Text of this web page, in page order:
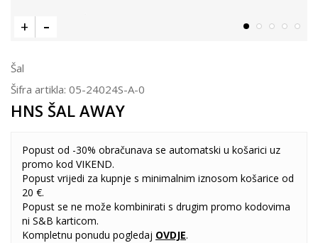
Šal
Šifra artikla: 05-24024S-A-0
HNS ŠAL AWAY
Popust od -30% obračunava se automatski u košarici uz
promo kod VIKEND.
Popust vrijedi za kupnje s minimalnim iznosom košarice od
20 €.
Popust se ne može kombinirati s drugim promo kodovima
ni S&B karticom.
Kompletnu ponudu pogledaj OVDJE.